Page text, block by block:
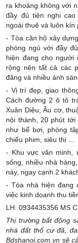
ra khoảng không với
đầy đủ tiện nghi
ngoài thuê và luôn kín
- Tòa căn hộ xây
phòng ngủ với đầy
hiện đang cho người
rộng nên tất cả các
đãng và nhiều ánh
- Vị trí đẹp, giao
Cách đường 2 ô tô
Xuân Diệu, Âu cơ,
nội thành, 20 phút
như bể bơi, phòng
chiếu phim, siêu thị ...
- Khu vực văn minh,
sống, nhiều nhà
này, ngay cạnh 2
- Tòa nhà hiện đang
việc kinh doanh thu
LH: 0934435356 MS
Thị trường bất động
nhà đất thổ cư đã,
Bdshanoi.com.vn sẽ